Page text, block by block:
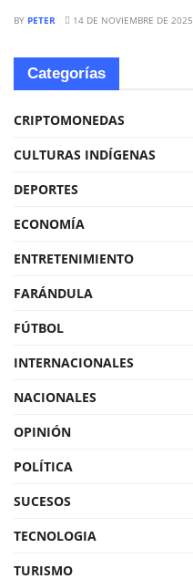
BY PETER 14 DE NOVIEMBRE DE 2025
Categorías
CRIPTOMONEDAS
CULTURAS INDÍGENAS
DEPORTES
ECONOMÍA
ENTRETENIMIENTO
FARÁNDULA
FÚTBOL
INTERNACIONALES
NACIONALES
OPINIÓN
POLÍTICA
SUCESOS
TECNOLOGIA
TURISMO